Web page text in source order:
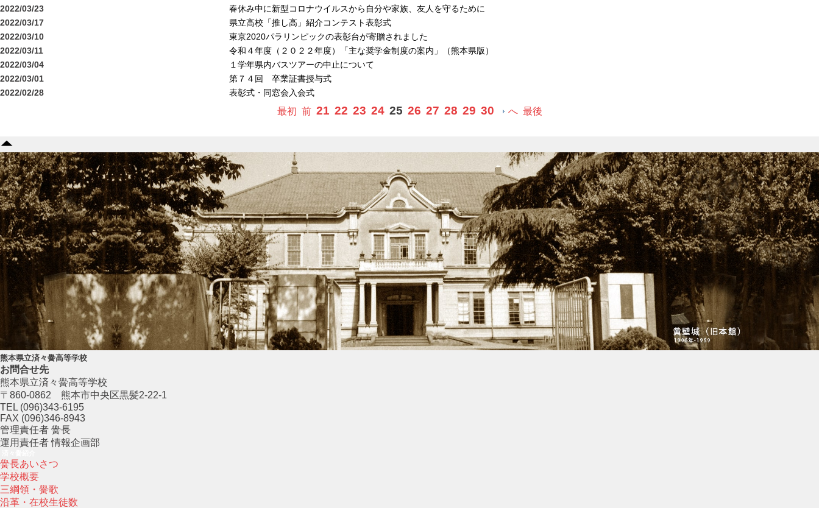
2022/03/23
春休み中に新型コロナウイルスから自分や家族、友人を守るために
2022/03/17
県立高校「推し高」紹介コンテスト表彰式
2022/03/10
東京2020パラリンピックの表彰台が寄贈されました
2022/03/11
令和４年度（２０２２年度）「主な奨学金制度の案内」（熊本県版）
2022/03/04
１学年県内バスツアーの中止について
2022/03/01
第７４回 卒業証書授与式
2022/02/28
表彰式・同窓会入会式
最初 前 21 22 23 24 25 26 27 28 29 30 へ 最後
熊本県立済々黌高等学校
お問合せ先
熊本県立済々黌高等学校
〒860-0862 熊本市中央区黒髪2-22-1
TEL (096)343-6195
FAX (096)346-8943
管理責任者 黌長
運用責任者 情報企画部
黌長あいさつ
学校概要
三綱領・黌歌
沿革・在校生徒数